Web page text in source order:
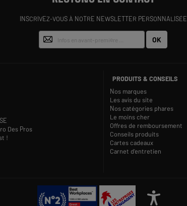
INSCRIVEZ-VOUS À NOTRE NEWSLETTER PERSONNALISÉE
OK
Des Pros
!
PRODUITS & CONSEILS
Nos marques
Les avis du site
Nos catégories phares
Le moins cher
Offres de remboursement
Conseils produits
Cartes cadeaux
Carnet d'entretien